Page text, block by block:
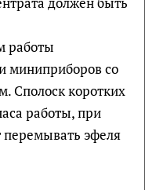
работы
миниприборов со
Сполоск коротких
работы, при
перемывать эфеля